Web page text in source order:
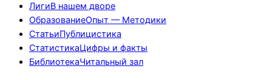
ЛигиВ нашем дворе
ОбразованиеОпыт — Методики
СтатьиПублицистика
СтатистикаЦифры и факты
БиблиотекаЧитальный зал